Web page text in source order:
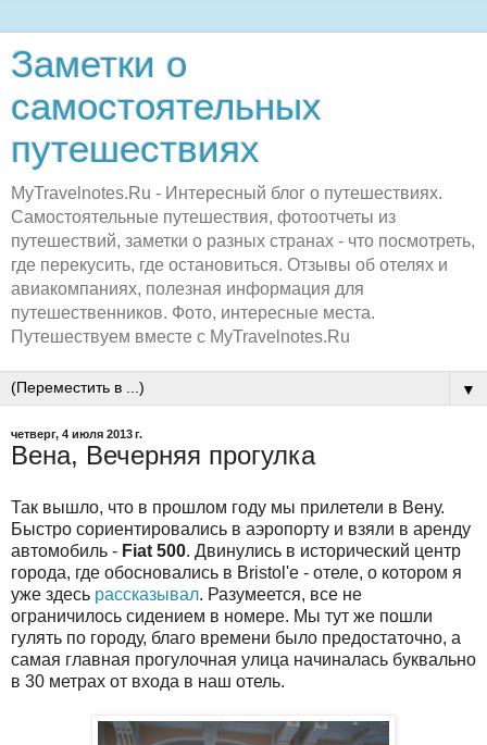
Заметки о
самостоятельных
путешествиях
MyTravelnotes.Ru - Интересный блог о путешествиях.
Самостоятельные путешествия, фотоотчеты из
путешествий, заметки о разных странах - что посмотреть,
где перекусить, где остановиться. Отзывы об отелях и
авиакомпаниях, полезная информация для
путешественников. Фото, интересные места.
Путешествуем вместе с MyTravelnotes.Ru
▼
четверг, 4 июля 2013 г.
Вена, Вечерняя прогулка
Так вышло, что в прошлом году мы прилетели в Вену.
Быстро сориентировались в аэропорту и взяли в аренду
автомобиль - Fiat 500. Двинулись в исторический центр
города, где обосновались в Bristol'е - отеле, о котором я
уже здесь рассказывал. Разумеется, все не
ограничилось сидением в номере. Мы тут же пошли
гулять по городу, благо времени было предостаточно, а
самая главная прогулочная улица начиналась буквально
в 30 метрах от входа в наш отель.